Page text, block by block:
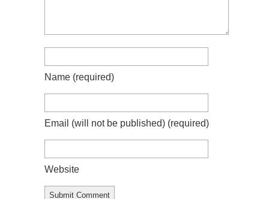
Name (required)
Email (will not be published) (required)
Website